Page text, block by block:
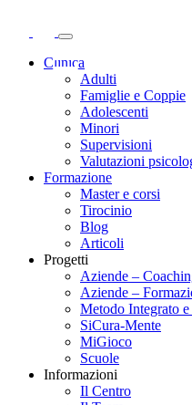
Clinica
Adulti
Famiglie e Coppie
Adolescenti
Minori
Supervisioni
Valutazioni
Formazione
Master e corsi
Tirocinio
Blog
Articoli
Progetti
Aziende –
Aziende –
Metodo Integrato
SiCura-Mente
MiGioco
Scuole
Informazioni
Il Centro